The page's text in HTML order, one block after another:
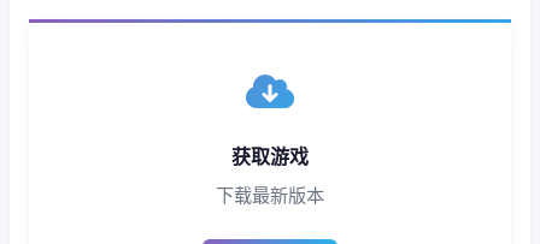
获取游戏
下载最新版本